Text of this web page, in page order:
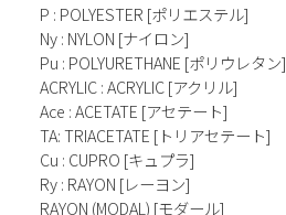
P : POLYESTER [ポリエステル]
Ny : NYLON [ナイロン]
Pu : POLYURETHANE [ポリウレタン]
ACRYLIC : ACRYLIC [アクリル]
Ace : ACETATE [アセテート]
TA: TRIACETATE [トリアセテート]
Cu : CUPRO [キュプラ]
Ry : RAYON [レーヨン]
RAYON (MODAL) [モダール]